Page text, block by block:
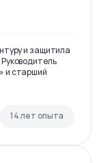
и защитила
и старший
14 лет опыта